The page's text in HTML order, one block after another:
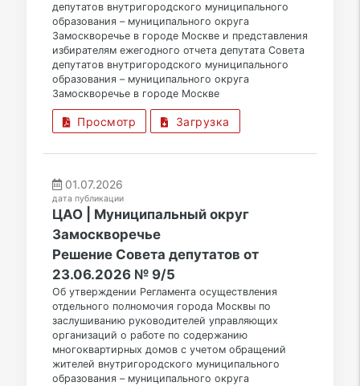
депутатов внутригородского муниципального
образования – муниципального округа
Замоскворечье в городе Москве и представления
избирателям ежегодного отчета депутата Совета
депутатов внутригородского муниципального
образования – муниципального округа
Замоскворечье в городе Москве
Просмотр Загрузка
01.07.2026
дата публикации
ЦАО | Муниципальный округ
Замоскворечье
Решение Совета депутатов от
23.06.2026 № 9/5
Об утверждении Регламента осуществления
отдельного полномочия города Москвы по
заслушиванию руководителей управляющих
организаций о работе по содержанию
многоквартирных домов с учетом обращений
жителей внутригородского муниципального
образования – муниципального округа